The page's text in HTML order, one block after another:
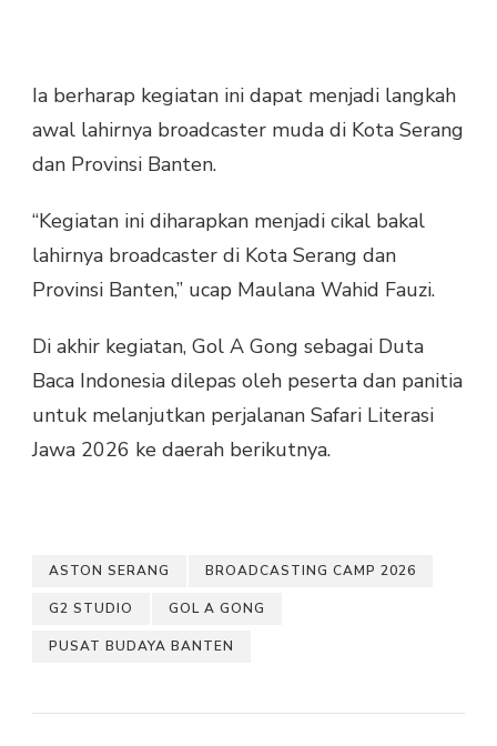
Ia berharap kegiatan ini dapat menjadi langkah
awal lahirnya broadcaster muda di Kota Serang
dan Provinsi Banten.
“Kegiatan ini diharapkan menjadi cikal bakal
lahirnya broadcaster di Kota Serang dan
Provinsi Banten,” ucap Maulana Wahid Fauzi.
Di akhir kegiatan, Gol A Gong sebagai Duta
Baca Indonesia dilepas oleh peserta dan panitia
untuk melanjutkan perjalanan Safari Literasi
Jawa 2026 ke daerah berikutnya.
ASTON SERANG BROADCASTING CAMP 2026
G2 STUDIO GOL A GONG
PUSAT BUDAYA BANTEN